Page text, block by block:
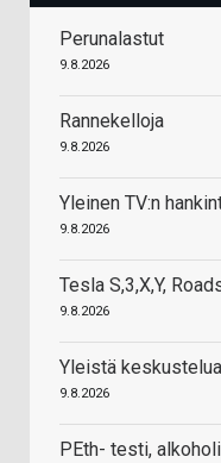
Perunalastut
9.8.2026
Rannekelloja
9.8.2026
Yleinen TV:n
9.8.2026
Tesla S,3,X,Y,
9.8.2026
Yleistä
9.8.2026
PEth- testi,